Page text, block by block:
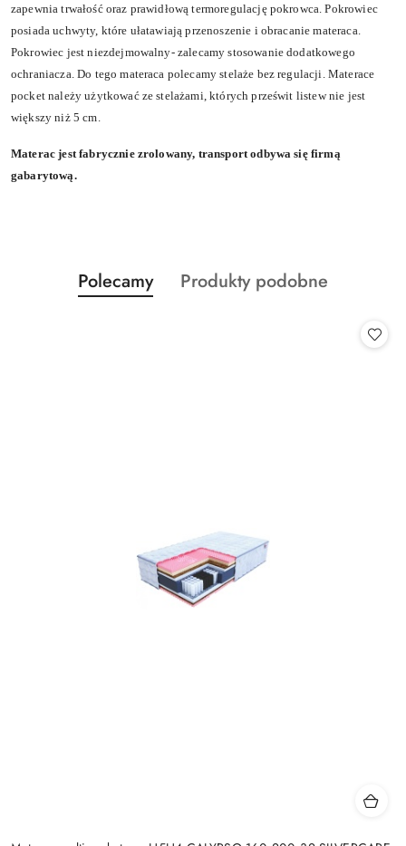
zapewnia trwałość oraz prawidłową termoregulację pokrowca. Pokrowiec
posiada uchwyty, które ułatawiają przenoszenie i obracanie materaca.
Pokrowiec jest niezdejmowalny- zalecamy stosowanie dodatkowego
ochraniacza. Do tego materaca polecamy stelaże bez regulacji. Materace
pocket należy użytkować ze stelażami, których prześwit listew nie jest
większy niż 5 cm.
Materac jest fabrycznie zrolowany, transport odbywa się firmą
gabarytową.
Pomiń karuzelę produktów
Produkty
o
Polecamy
Produkty
Produkty podobne